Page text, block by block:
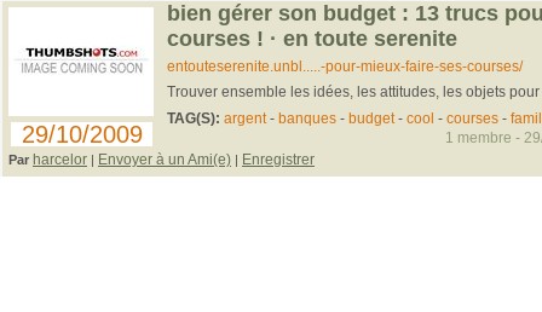
29/10/2009
bien gérer son budget : 13 trucs
courses ! · en toute serenite
entouteserenite.unbl.....-pour-mieux-faire-ses-courses/
Trouver ensemble les idées, les attitudes, les objets
TAG(S): argent- banques- budget- cool - courses-
Par harcelor | Envoyer à un Ami(e) | Enregistrer
1 membre -